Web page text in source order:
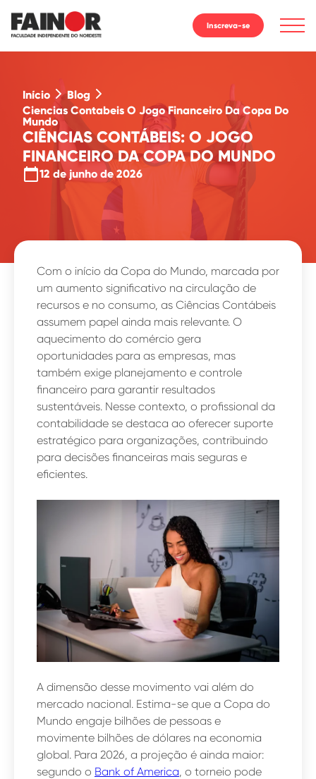
Inscreva-se
Início
Blog
Ciencias Contabeis O Jogo Financeiro Da Copa Do
Mundo
CIÊNCIAS CONTÁBEIS: O JOGO
FINANCEIRO DA COPA DO MUNDO
calendar_today12 de junho de 2026
Com o início da Copa do Mundo, marcada por
um aumento significativo na circulação de
recursos e no consumo, as Ciências Contábeis
assumem papel ainda mais relevante. O
aquecimento do comércio gera
oportunidades para as empresas, mas
também exige planejamento e controle
financeiro para garantir resultados
sustentáveis. Nesse contexto, o profissional da
contabilidade se destaca ao oferecer suporte
estratégico para organizações, contribuindo
para decisões financeiras mais seguras e
eficientes.
A dimensão desse movimento vai além do
mercado nacional. Estima-se que a Copa do
Mundo engaje bilhões de pessoas e
movimente bilhões de dólares na economia
global. Para 2026, a projeção é ainda maior:
segundo o Bank of America , o torneio pode